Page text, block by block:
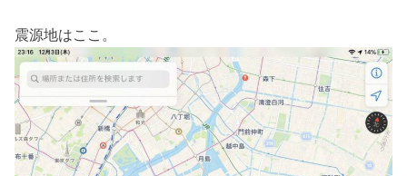
震源地はここ。